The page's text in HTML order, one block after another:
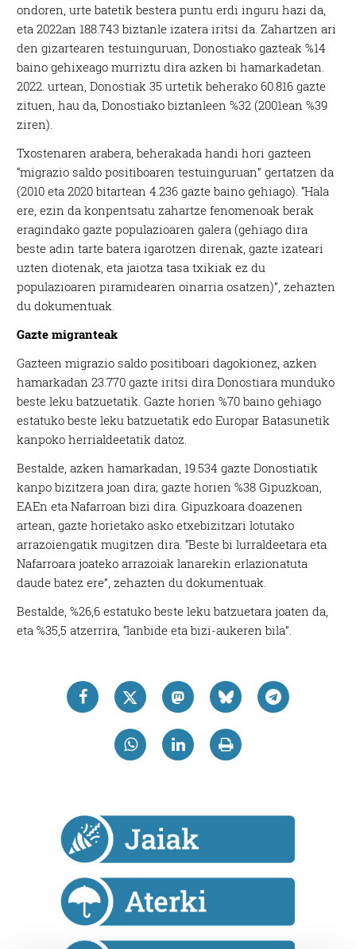
ondoren, urte batetik bestera puntu erdi inguru hazi da,
eta 2022an 188.743 biztanle izatera iritsi da. Zahartzen ari
den gizartearen testuinguruan, Donostiako gazteak %14
baino gehixeago murriztu dira azken bi hamarkadetan.
2022. urtean, Donostiak 35 urtetik beherako 60.816 gazte
zituen, hau da, Donostiako biztanleen %32 (2001ean %39
ziren).
Txostenaren arabera, beherakada handi hori gazteen
“migrazio saldo positiboaren testuinguruan” gertatzen da
(2010 eta 2020 bitartean 4.236 gazte baino gehiago). “Hala
ere, ezin da konpentsatu zahartze fenomenoak berak
eragindako gazte populazioaren galera (gehiago dira
beste adin tarte batera igarotzen direnak, gazte izateari
uzten diotenak, eta jaiotza tasa txikiak ez du
populazioaren piramidearen oinarria osatzen)”, zehazten
du dokumentuak.
Gazte migranteak
Gazteen migrazio saldo positiboari dagokionez, azken
hamarkadan 23.770 gazte iritsi dira Donostiara munduko
beste leku batzuetatik. Gazte horien %70 baino gehiago
estatuko beste leku batzuetatik edo Europar Batasunetik
kanpoko herrialdeetatik datoz.
Bestalde, azken hamarkadan, 19.534 gazte Donostiatik
kanpo bizitzera joan dira; gazte horien %38 Gipuzkoan,
EAEn eta Nafarroan bizi dira. Gipuzkoara doazenen
artean, gazte horietako asko etxebizitzari lotutako
arrazoiengatik mugitzen dira. “Beste bi lurraldeetara eta
Nafarroara joateko arrazoiak lanarekin erlazionatuta
daude batez ere”, zehazten du dokumentuak.
Bestalde, %26,6 estatuko beste leku batzuetara joaten da,
eta %35,5 atzerrira, “lanbide eta bizi-aukeren bila”.